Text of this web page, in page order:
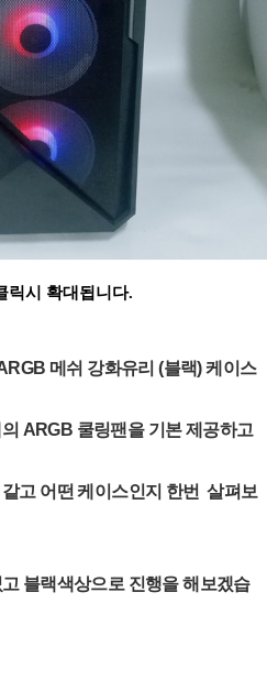
릭시 확대됩니다.
메쉬 강화유리 (블랙) 케이스
ARGB 쿨링팬을 기본 제공하고
고 어떤 케이스인지 한번 살펴보
블랙색상으로 진행을 해보겠습